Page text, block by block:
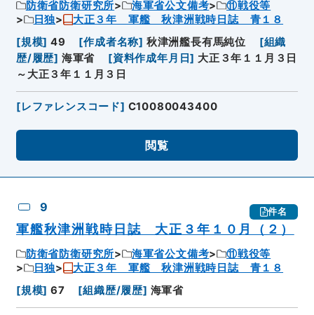
防衛省防衛研究所 海軍省公文備考
⑪戦役等
日独
大正３年 軍艦 秋津洲戦時日誌 青１８
[規模] 49 [作成者名称] 秋津洲艦長有馬純位 [組織
歴/履歴] 海軍省 [資料作成年月日] 大正３年１１月３日
～大正３年１１月３日
[レファレンスコード] C10080043400
閲覧
9 件名
軍艦秋津洲戦時日誌 大正３年１０月（２）
防衛省防衛研究所 海軍省公文備考
⑪戦役等
日独
大正３年 軍艦 秋津洲戦時日誌 青１８
[規模] 67 [組織歴/履歴] 海軍省